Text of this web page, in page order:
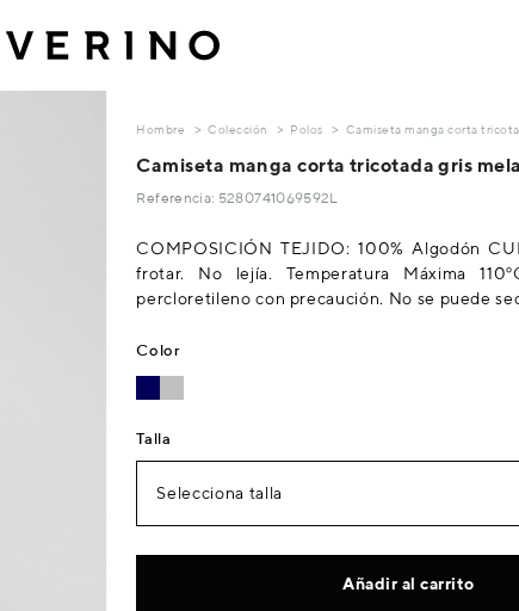
Hombre Colección Polos Camiseta manga corta
Camiseta manga corta tricotada gris
Referencia: 5280741069592L
COMPOSICIÓN TEJIDO: 100% Algodón
frotar. No lejía. Temperatura Máxima
percloretileno con precaución. No se puede
Color
Talla
Selecciona talla
Añadir al carrito